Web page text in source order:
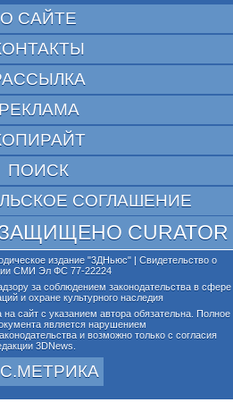
О САЙТЕ
РЕКЛАМА
ПОИСК
СОГЛАШЕНИЕ
CURATOR
издание "3ДНьюс" | Свидетельство о
СМИ Эл ФС 77-22224
за соблюдением законодательства в сфере
и охране культурного наследия
сайт с указанием автора обязательна. Полное
является нарушением
и возможно только с согласия
3DNews.